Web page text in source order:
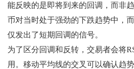
能反映的是即将到来的回调，而非
币对当时处于强劲的下跌趋势中，
仅发出了短期回调的信号。
为了区分回调和反转，交易者会将
用。移动平均线的交叉可以确认趋势